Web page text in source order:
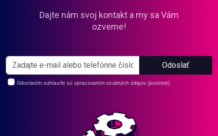
Dajte nám svoj kontakt a my sa Vám
ozveme!
Odoslať
Odoslaním súhlasíte so spracovaním osobných údajov (povinné).